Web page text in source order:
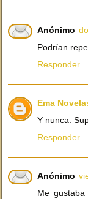
Anónimo
Podrían
Responder
Ema
Y nunca.
Responder
Anónimo
Me